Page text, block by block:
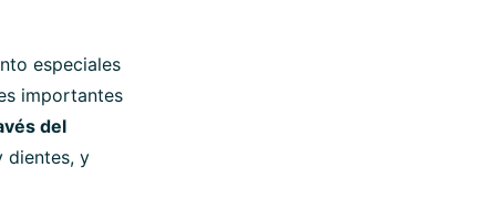
especiales
importantes
del
dientes, y